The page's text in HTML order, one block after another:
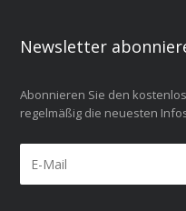
Newsletter
Abonnieren Sie den
regelmäßig die neuesten